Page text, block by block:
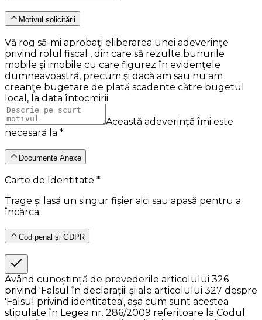
Motivul solicitării
Vă rog să-mi aprobaţi eliberarea unei adeverinţe
privind rolul fiscal , din care să rezulte bunurile
mobile şi imobile cu care figurez în evidenţele
dumneavoastră, precum şi dacă am sau nu am
creanţe bugetare de plată scadente către bugetul
local, la data întocmirii
Această adeverință îmi este
necesară la *
Documente Anexe
Carte de Identitate *
Trage și lasă un singur fișier aici sau apasă pentru a
încărca
Cod penal și GDPR
Având cunoștință de prevederile articolului 326
privind 'Falsul în declarații' și ale articolului 327 despre
'Falsul privind identitatea', așa cum sunt acestea
stipulate în Legea nr. 286/2009 referitoare la Codul